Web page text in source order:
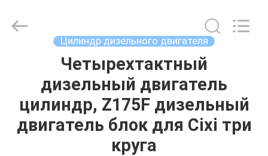
ПРОДУКТЫ
Block.,Ltd.
Цилиндр дизельного двигателя
Четырехтактный
дизельный двигатель
цилиндр, Z175F дизельный
двигатель блок для Cixi три
круга